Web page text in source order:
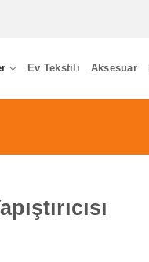
Ev Tekstili Aksesuar